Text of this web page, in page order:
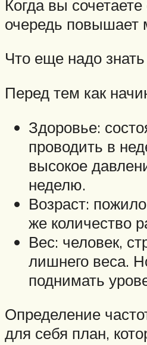
Когда вы
очередь повышает
Что еще надо
Перед тем как
Здоровье:
проводить в
высокое
неделю.
Возраст:
же количество
Вес: человек,
лишнего веса.
поднимать
Определение
для себя план,